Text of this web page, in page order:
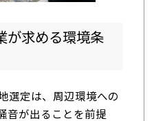
が求める環境条
選定は、周辺環境への
音が出ることを前提